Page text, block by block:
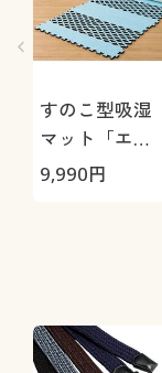
すのこ型吸湿
マット「エア
ージョブ®」
9,990円